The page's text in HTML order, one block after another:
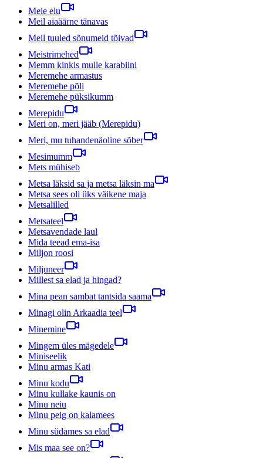
Meie elu
Meil aiaäärne tänavas
Meil tuuled sõnumeid tõivad
Meistrimehed
Memm kinkis mulle karabiini
Meremehe armastus
Meremehe põli
Meremehe püksikumm
Merepidu
Meri on, meri jääb (Merepidu)
Meri, mu tuhandenäoline sõber
Mesimumm
Mets mühiseb
Metsa läksid sa ja metsa läksin ma
Metsa sees oli üks väikene maja
Metsalilled
Metsateel
Metsavendade laul
Mida teead ema-isa
Miljon roosi
Miljuneer
Millest sa elad ja hingad?
Mina pean sambat tantsida saama
Minagi olin Arkaadia teel
Minemine
Mingem üles mägedele
Miniseelik
Minu armas Kati
Minu kodu
Minu kullake kaunis on
Minu neiu
Minu peig on kalamees
Minu südames sa elad
Mis maa see on?